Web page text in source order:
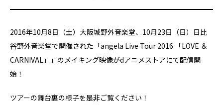
2016年10月8日（土）大阪城野外音楽堂、10月23日（日）日比
谷野外音楽堂で開催された「angela Live Tour 2016 「LOVE ＆
CARNIVAL」」のメイキング映像がdアニメストアにて配信開
始！
ツアーの舞台裏の様子を是非ご覧ください！